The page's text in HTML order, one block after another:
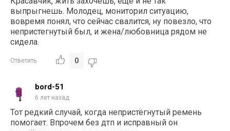
выпрыгнешь. Молодец, мониторил ситуацию,
вовремя понял, что сейчас свалится, ну повезло, что
непристегнутый был, и жена/любовница рядом не
сидела.
Ответить 0
bord-51
6 лет назад
Тот редкий случай, когда непристёгнутый ремень
помогает. Впрочем без дтп и исправный он